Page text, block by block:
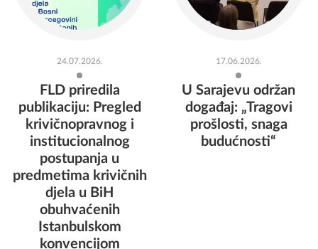
24.07.2026.
FLD priredila
publikaciju: Pregled
krivičnopravnog i
institucionalnog
postupanja u
predmetima krivičnih
djela u BiH
obuhvaćenih
Istanbulskom
konvencijom
17.06.2026.
U Sarajevu održan
događaj: „Tragovi
prošlosti, snaga
budućnosti“